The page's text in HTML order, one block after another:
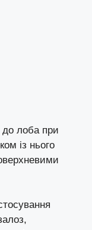
до лоба при
із нього